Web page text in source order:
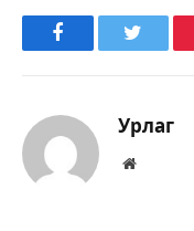
FacebookTwitter
Урлаг
Вэбсайт